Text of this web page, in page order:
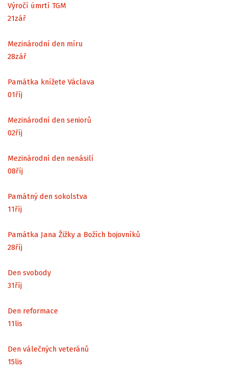
Výročí úmrtí TGM
21zář
Mezinárodní den míru
28zář
Památka knížete Václava
01říj
Mezinárodní den seniorů
02říj
Mezinárodní den nenásilí
08říj
Památný den sokolstva
11říj
Památka Jana Žižky a Božích bojovníků
28říj
Den svobody
31říj
Den reformace
11lis
Den válečných veteránů
15lis